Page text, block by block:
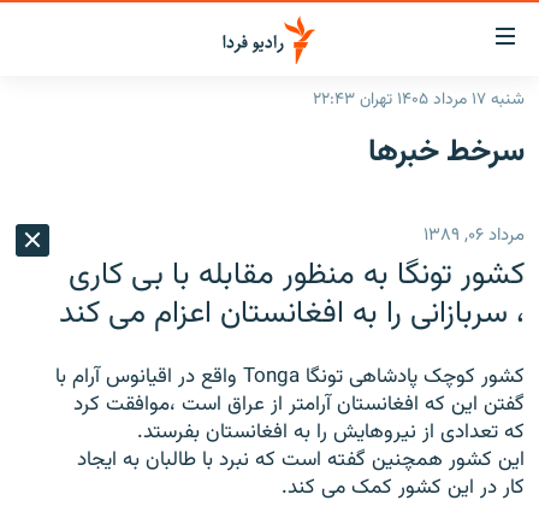
لینک‌های
قابلیت
دسترسی
بازگشت
اصلی
رفتن
صفحه
ایران
رادیو
انتخاب کنید و بشنوید
فرکانس‌ها
پادکست
گزارش‌های تصویری
گزارش‌های ویدئویی
زنان فردا
English
شنبه ۱۷ مرداد ۱۴۰۵ تهران ۲۲:۴۳
سرخط‌ خبرها
مرداد ۰۶, ۱۳۸۹
کشور تونگا به منظور مقابله با بی کاری
، سربازانی را به افغانستان اعزام می کند
کشور کوچک پادشاهی تونگا Tonga واقع در اقیانوس آرام با
گفتن این که افغانستان آرامتر از عراق است ،موافقت کرد
که تعدادی از نیروهایش را به افغانستان بفرستد.
این کشور همچنین گفته است که نبرد با طالبان به ایجاد
کار در این کشور کمک می کند.